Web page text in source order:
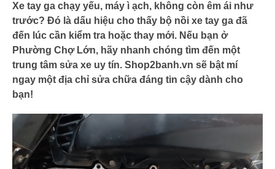
Xe tay ga chạy yếu, máy ì ạch, không còn êm ái như
trước? Đó là dấu hiệu cho thấy bộ nồi xe tay ga đã
đến lúc cần kiểm tra hoặc thay mới. Nếu bạn ở
Phường Chợ Lớn, hãy nhanh chóng tìm đến một
trung tâm sửa xe uy tín. Shop2banh.vn sẽ bật mí
ngay một địa chỉ sửa chữa đáng tin cậy dành cho
bạn!